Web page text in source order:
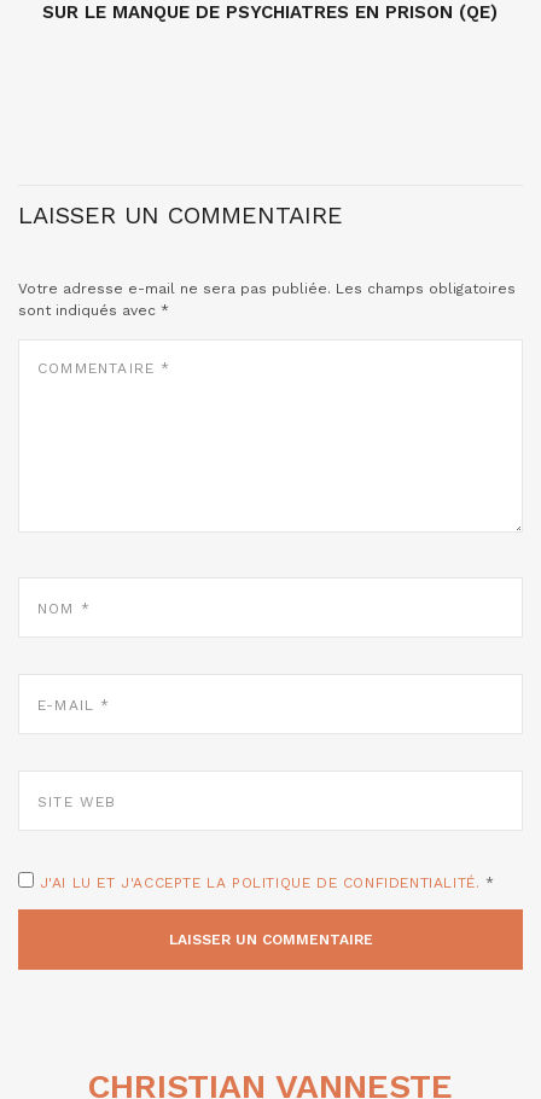
SUR LE MANQUE DE PSYCHIATRES EN PRISON (QE)
LAISSER UN COMMENTAIRE
Votre adresse e-mail ne sera pas publiée. Les champs obligatoires
sont indiqués avec *
MAIL
WEB
J'AI LU ET J'ACCEPTE LA POLITIQUE DE CONFIDENTIALITÉ. *
CHRISTIAN VANNESTE